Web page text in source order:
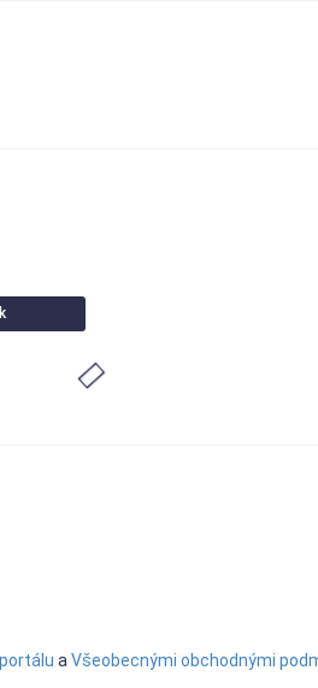
a Všeobecnými obchodnými